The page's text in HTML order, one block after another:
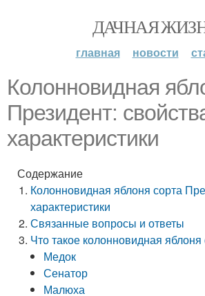
ДАЧНАЯ
главная новости
Колонновидная
Президент:
характеристики
Содержание
Колонновидная яблоня сорта
характеристики
Связанные вопросы и ответы
Что такое колонновидная
Медок
Сенатор
Малюха